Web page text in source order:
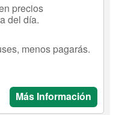
precios
del día.
menos pagarás.
Más Información